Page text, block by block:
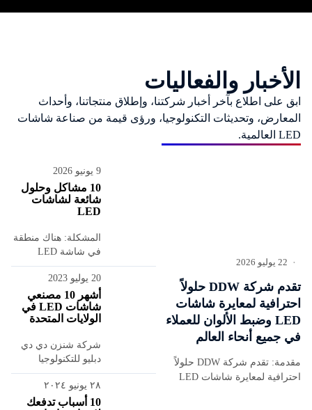
الأخبار والفعاليات
ابق على اطلاع بآخر أخبار شركتنا، وإطلاق منتجاتنا، وأحداث
المعارض، وتحديثات التكنولوجيا، ورؤى قيمة من صناعة شاشات
LED العالمية.
• 22 يوليو 2026
تقدم شركة DDW حلولاً
احترافية لمعايرة شاشات
LED وضبط الألوان للعملاء
في جميع أنحاء العالم
مقدمة: تقدم شركة DDW حلولاً
احترافية لمعايرة شاشات LED
9 يونيو 2026
10 مشاكل وحلول
شائعة لشاشات
LED
المشكلة: هناك منطقة
في شاشة LED
الكبيرة حيث يكون
عرض اللوحة غير
طبيعي، على سبيل
المثال،...
20 يوليو 2023
أشهر 10 مصنعي
شاشات LED في
الولايات المتحدة
شركة شنزن دي دي
دبليو للتكنولوجيا
المحدودة هي شركة
مصنعة ومطورة
محترفة لشاشات
٢٨ يونيو ٢٠٢٤
10 أسباب تدفعك